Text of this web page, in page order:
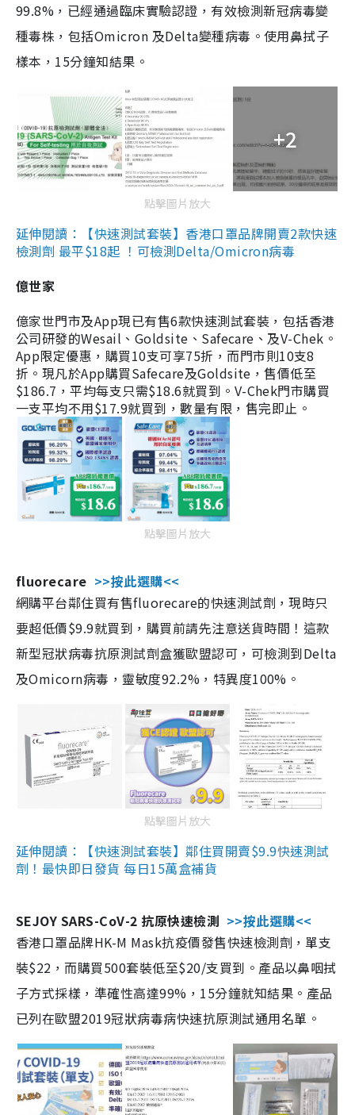
99.8%，已經通過臨床實驗認證，有效檢測新冠病毒變
種毒株，包括Omicron 及Delta變種病毒。使用鼻拭子
樣本，15分鐘知結果。
+2
點擊圖片放大
延伸閱讀：【快速測試套裝】香港口罩品牌開賣2款快速
檢測劑 最平$18起 ！可檢測Delta/Omicron病毒
億世家
億家世門市及App現已有售6款快速測試套裝，包括香港
公司研發的Wesail、Goldsite、Safecare、及V-Chek。
App限定優惠，購買10支可享75折，而門市則10支8
折。現凡於App購買Safecare及Goldsite，售價低至
$186.7，平均每支只需$18.6就買到。V-Chek門市購買
一支平均不用$17.9就買到，數量有限，售完即止。
點擊圖片放大
fluorecare >>按此選購<<
網購平台鄰住買有售fluorecare的快速測試劑，現時只
要超低價$9.9就買到，購買前請先注意送貨時間！這款
新型冠狀病毒抗原測試劑盒獲歐盟認可，可檢測到Delta
及Omicorn病毒，靈敏度92.2%，特異度100%。
點擊圖片放大
延伸閱讀：【快速測試套裝】鄰住買開賣$9.9快速測試
劑！最快即日發貨 每日15萬盒補貨
SEJOY SARS-CoV-2 抗原快速檢測 >>按此選購<<
香港口罩品牌HK-M Mask抗疫價發售快速檢測劑，單支
裝$22，而購買500套裝低至$20/支買到。產品以鼻咽拭
子方式採樣，準確性高達99%，15分鐘就知結果。產品
已列在歐盟2019冠狀病毒病快速抗原測試通用名單。